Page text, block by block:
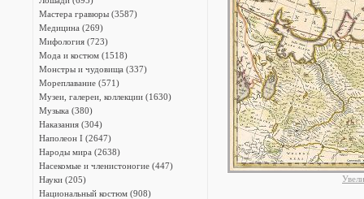
Мастера гравюры (3587)
Медицина (269)
Мифология (723)
Мода и костюм (1518)
Монстры и чудовища (337)
Мореплавание (571)
Музеи, галереи, коллекции (1630)
Музыка (380)
Наказания (304)
Наполеон I (2647)
Народы мира (2638)
Насекомые и членистоногие (447)
Науки (205)
Национальный костюм (908)